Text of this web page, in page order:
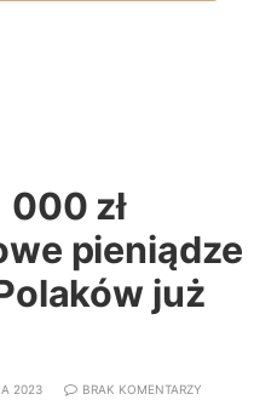
000 zł
pieniądze
już
2023 BRAK KOMENTARZY